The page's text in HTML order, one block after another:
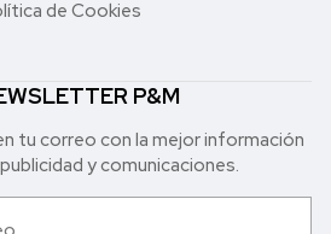
de Cookies
P&M
tu correo con la mejor in formación
y comunicaciones.